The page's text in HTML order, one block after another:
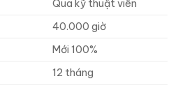
Qua kỹ thuật viên
40.000 giờ
Mới 100%
12 tháng